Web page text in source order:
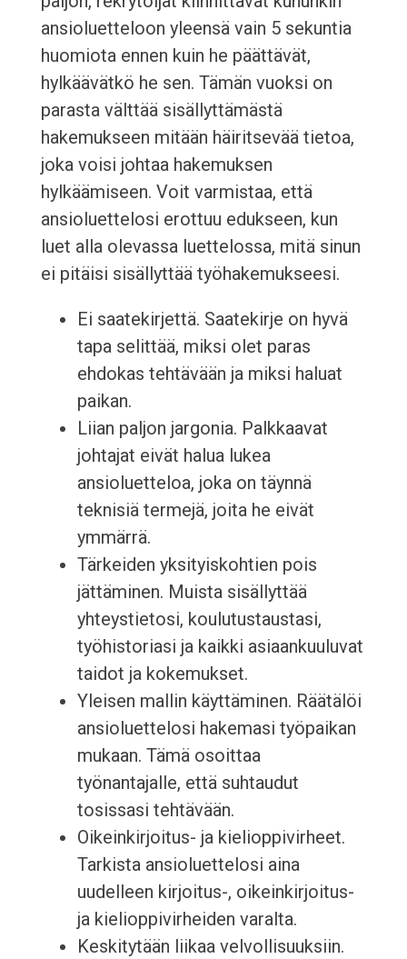
ansioluetteloon yleensä vain 5 sekuntia
huomiota ennen kuin he päättävät,
hylkäävätkö he sen. Tämän vuoksi on
parasta välttää sisällyttämästä
hakemukseen mitään häiritsevää tietoa,
joka voisi johtaa hakemuksen
hylkäämiseen. Voit varmistaa, että
ansioluettelosi erottuu edukseen, kun
luet alla olevassa luettelossa, mitä sinun
ei pitäisi sisällyttää työhakemukseesi.
Ei saatekirjettä. Saatekirje on hyvä
tapa selittää, miksi olet paras
ehdokas tehtävään ja miksi haluat
paikan.
Liian paljon jargonia. Palkkaavat
johtajat eivät halua lukea
ansioluetteloa, joka on täynnä
teknisiä termejä, joita he eivät
ymmärrä.
Tärkeiden yksityiskohtien pois
jättäminen. Muista sisällyttää
yhteystietosi, koulutustaustasi,
työhistoriasi ja kaikki asiaankuuluvat
taidot ja kokemukset.
Yleisen mallin käyttäminen. Räätälöi
ansioluettelosi hakemasi työpaikan
mukaan. Tämä osoittaa
työnantajalle, että suhtaudut
tosissasi tehtävään.
Oikeinkirjoitus- ja kielioppivirheet.
Tarkista ansioluettelosi aina
uudelleen kirjoitus-, oikeinkirjoitus-
ja kielioppivirheiden varalta.
Keskitytään liikaa velvollisuuksiin.